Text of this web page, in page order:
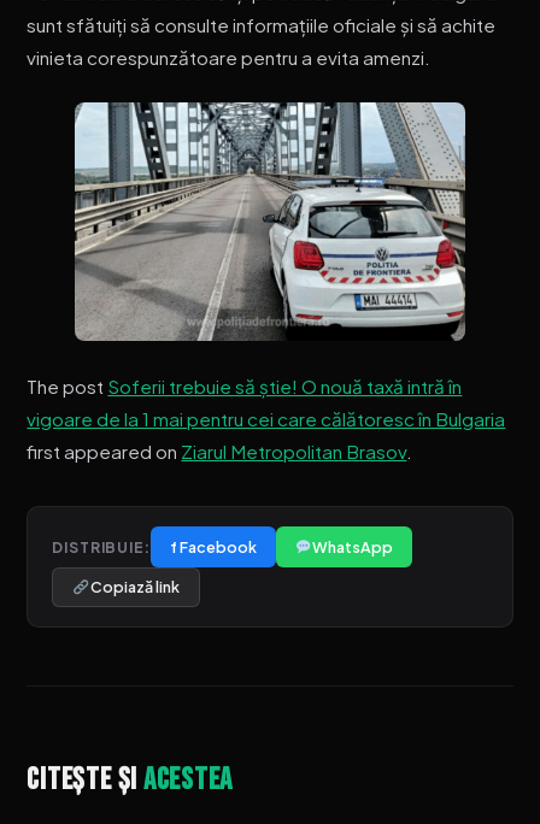
sunt sfătuiți să consulte informațiile oficiale și să achite
vinieta corespunzătoare pentru a evita amenzi.
The post Soferii trebuie să știe! O nouă taxă intră în
vigoare de la 1 mai pentru cei care călătoresc în Bulgaria
first appeared on Ziarul Metropolitan Brasov.
DISTRIBUIE: f Facebook WhatsApp
Copiază link
Citește șiacestea